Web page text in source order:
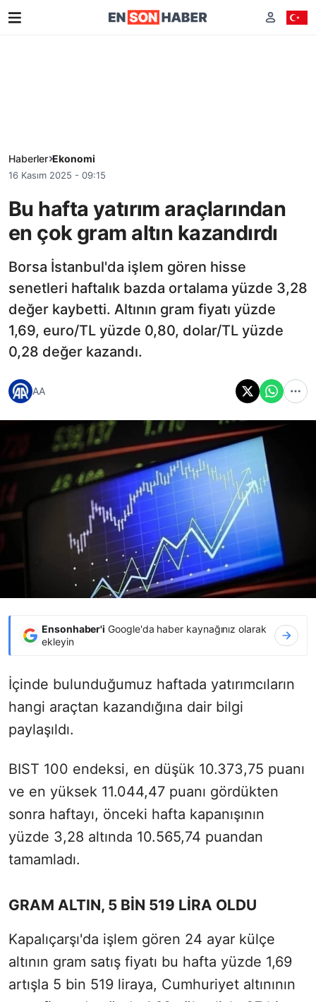
Haberler Ekonomi
16 Kasım 2025 - 09:15
Bu hafta yatırım araçlarından
en çok gram altın kazandırdı
Borsa İstanbul'da işlem gören hisse
senetleri haftalık bazda ortalama yüzde 3,28
değer kaybetti. Altının gram fiyatı yüzde
1,69, euro/TL yüzde 0,80, dolar/TL yüzde
0,28 değer kazandı.
AA
Ensonhaber'i Google'da haber kaynağınız olarak
ekleyin
İçinde bulunduğumuz haftada yatırımcıların
hangi araçtan kazandığına dair bilgi
paylaşıldı.
BIST 100 endeksi, en düşük 10.373,75 puanı
ve en yüksek 11.044,47 puanı gördükten
sonra haftayı, önceki hafta kapanışının
yüzde 3,28 altında 10.565,74 puandan
tamamladı.
GRAM ALTIN, 5 BİN 519 LİRA OLDU
Kapalıçarşı'da işlem gören 24 ayar külçe
altının gram satış fiyatı bu hafta yüzde 1,69
artışla 5 bin 519 liraya, Cumhuriyet altınının